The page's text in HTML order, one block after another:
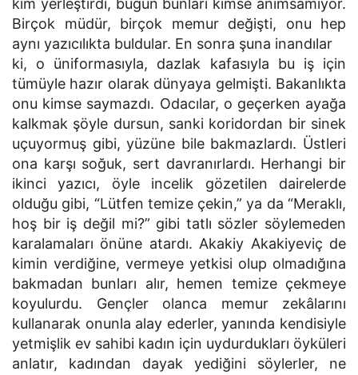
kim yerleştirdi, bugün bunları kimse anımsamıyor.
Birçok müdür, birçok memur değişti, onu hep
aynı yazıcılıkta buldular. En sonra şuna inandılar
ki, o üniformasıyla, dazlak kafasıyla bu iş için
tümüyle hazır olarak dünyaya gelmişti. Bakanlıkta
onu kimse saymazdı. Odacılar, o geçerken ayağa
kalkmak şöyle dursun, sanki koridordan bir sinek
uçuyormuş gibi, yüzüne bile bakmazlardı. Üstleri
ona karşı soğuk, sert davranırlardı. Herhangi bir
ikinci yazıcı, öyle incelik gözetilen dairelerde
olduğu gibi, “Lütfen temize çekin,” ya da “Meraklı,
hoş bir iş değil mi?” gibi tatlı sözler söylemeden
karalamaları önüne atardı. Akakiy Akakiyeviç de
kimin verdiğine, vermeye yetkisi olup olmadığına
bakmadan bunları alır, hemen temize çekmeye
koyulurdu. Gençler olanca memur zekâlarını
kullanarak onunla alay ederler, yanında kendisiyle
yetmişlik ev sahibi kadın için uydurdukları öyküleri
anlatır, kadından dayak yediğini söylerler, ne